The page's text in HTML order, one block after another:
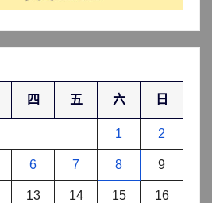
四 五 六 日
1 2
6 7 8 9
13 14 15 16